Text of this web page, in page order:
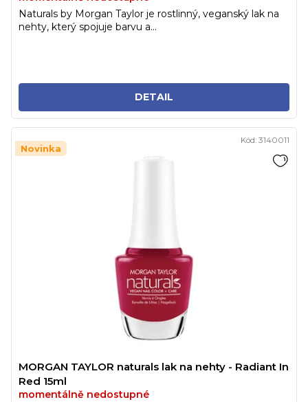
DETAIL
Naturals by Morgan Taylor je rostlinný, veganský lak na
nehty, který spojuje barvu a...
Novinka
MORGAN TAYLOR naturals lak na nehty - Radiant In
Red 15ml
momentálně nedostupné
Kód: 3140011